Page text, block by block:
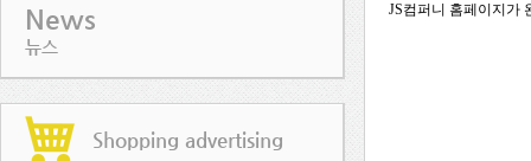
News
뉴스
Shopping advertising
JS컴퍼니 홈페이지가